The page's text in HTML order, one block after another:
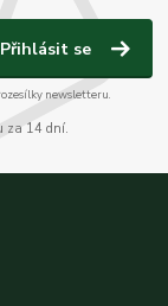
Přihlásit se
newsletteru.
za 14 dní.